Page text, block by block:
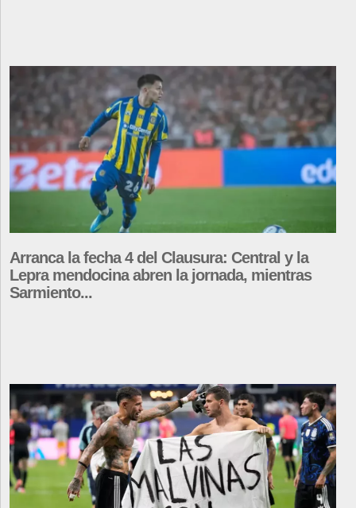
Arranca la fecha 4 del Clausura: Central y la
Lepra mendocina abren la jornada, mientras
Sarmiento...